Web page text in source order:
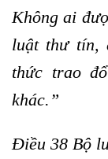
Không ai
luật thư tín,
thức trao
khác.”
Điều 38 Bộ